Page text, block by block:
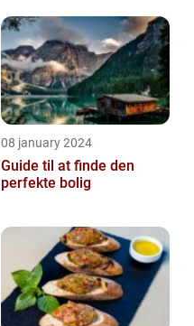
08 january 2024
Guide til at finde den
perfekte bolig